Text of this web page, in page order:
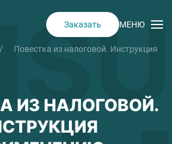
Заказать МЕНЮ
Повестка из налоговой. Инструкция
ИЗ НАЛОГОВОЙ.